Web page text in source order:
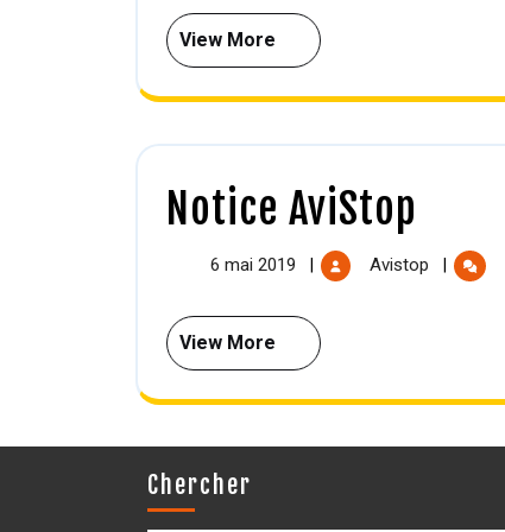
View More
Notice AviStop
6 mai 2019 Avistop
View More
Chercher